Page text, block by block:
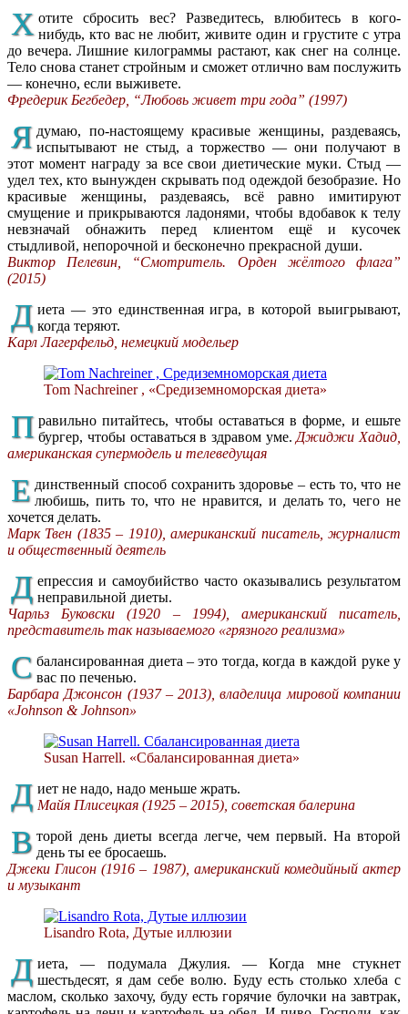
Х отите сбросить вес? Разведитесь, влюбитесь в кого-
нибудь, кто вас не любит, живите один и грустите с утра
до вечера. Лишние килограммы растают, как снег на солнце.
Тело снова станет стройным и сможет отлично вам послужить
— конечно, если выживете.
Фредерик Бегбедер, “Любовь живет три года” (1997)
Я думаю, по-настоящему красивые женщины, раздеваясь,
испытывают не стыд, а торжество — они получают в
этот момент награду за все свои диетические муки. Стыд —
удел тех, кто вынужден скрывать под одеждой безобразие. Но
красивые женщины, раздеваясь, всё равно имитируют
смущение и прикрываются ладонями, чтобы вдобавок к телу
невзначай обнажить перед клиентом ещё и кусочек
стыдливой, непорочной и бесконечно прекрасной души.
Виктор Пелевин, “Смотритель. Орден жёлтого флага”
(2015)
Д иета — это единственная игра, в которой выигрывают,
когда теряют.
Карл Лагерфельд, немецкий модельер
Tom Nachreiner , «Средиземноморская диета»
П равильно питайтесь, чтобы оставаться в форме, и ешьте
бургер, чтобы оставаться в здравом уме. Джиджи Хадид,
американская супермодель и телеведущая
Е динственный способ сохранить здоровье – есть то, что не
любишь, пить то, что не нравится, и делать то, чего не
хочется делать.
Марк Твен (1835 – 1910), американский писатель, журналист
и общественный деятель
Д епрессия и самоубийство часто оказывались результатом
неправильной диеты.
Чарльз Буковски (1920 – 1994), американский писатель,
представитель так называемого «грязного реализма»
С балансированная диета – это тогда, когда в каждой руке у
вас по печенью.
Барбара Джонсон (1937 – 2013), владелица мировой компании
«Johnson & Johnson»
Susan Harrell. «Сбалансированная диета»
Д иет не надо, надо меньше жрать.
Майя Плисецкая (1925 – 2015), советская балерина
В торой день диеты всегда легче, чем первый. На второй
день ты ее бросаешь.
Джеки Глисон (1916 – 1987), американский комедийный актер
и музыкант
Lisandro Rota, Дутые иллюзии
Д иета, — подумала Джулия. — Когда мне стукнет
шестьдесят, я дам себе волю. Буду есть столько хлеба с
маслом, сколько захочу, буду есть горячие булочки на завтрак,